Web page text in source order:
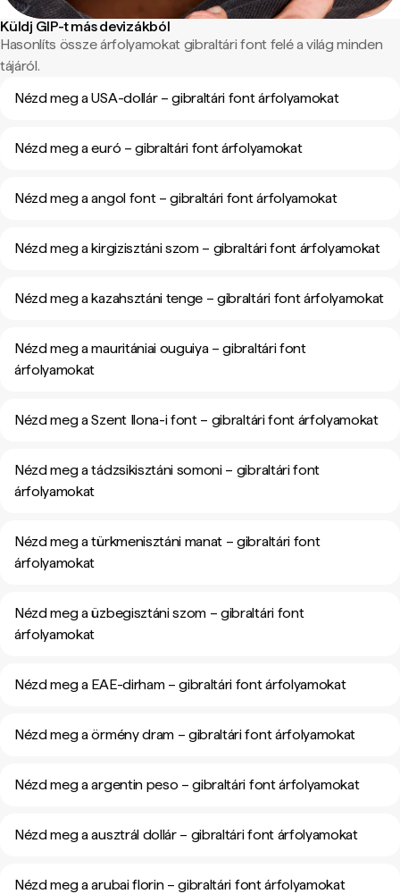
Küldj GIP-t más devizákból
Hasonlíts össze árfolyamokat gibraltári font felé a világ minden
tájáról.
Nézd meg a USA-dollár – gibraltári font árfolyamokat
Nézd meg a euró – gibraltári font árfolyamokat
Nézd meg a angol font – gibraltári font árfolyamokat
Nézd meg a kirgizisztáni szom – gibraltári font árfolyamokat
Nézd meg a kazahsztáni tenge – gibraltári font árfolyamokat
Nézd meg a mauritániai ouguiya – gibraltári font
árfolyamokat
Nézd meg a Szent Ilona-i font – gibraltári font árfolyamokat
Nézd meg a tádzsikisztáni somoni – gibraltári font
árfolyamokat
Nézd meg a türkmenisztáni manat – gibraltári font
árfolyamokat
Nézd meg a üzbegisztáni szom – gibraltári font
árfolyamokat
Nézd meg a EAE-dirham – gibraltári font árfolyamokat
Nézd meg a örmény dram – gibraltári font árfolyamokat
Nézd meg a argentin peso – gibraltári font árfolyamokat
Nézd meg a ausztrál dollár – gibraltári font árfolyamokat
Nézd meg a arubai florin – gibraltári font árfolyamokat